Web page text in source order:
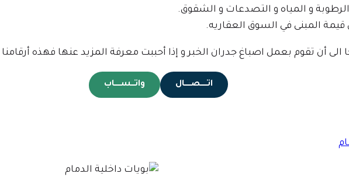
و المياه و التصدعات و الشقوق.
قيمة المبنى في السوق العقاريه.
أن تقوم بعمل اصباغ جدران الخبر و إذا أحببت معرفة المزيد عنها فهذه
اتـــــصـــــال واتـــســـــاب